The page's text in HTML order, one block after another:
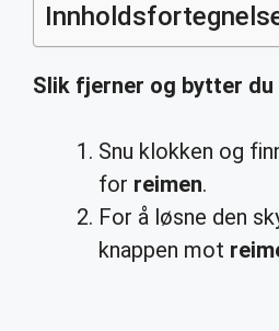
Slik fjerner og bytter du
Snu klokken og
for reimen.
For å løsne den
knappen mot